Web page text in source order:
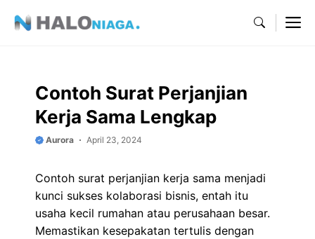
Contoh Surat Perjanjian
Kerja Sama Lengkap
Aurora April 23, 2024
Contoh surat perjanjian kerja sama menjadi
kunci sukses kolaborasi bisnis, entah itu
usaha kecil rumahan atau perusahaan besar.
Memastikan kesepakatan tertulis dengan